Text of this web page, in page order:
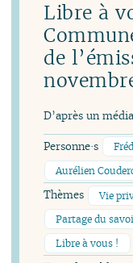
Libre à
de
D’après un
Personne·s
Aurélien
Thèmes
Vie
Partage du
Libre à vous !